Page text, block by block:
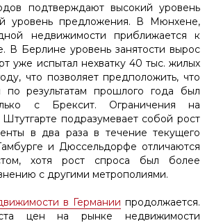
подтверждают высокий уровень
уровень предложения. В Мюнхене,
недвижимости приближается к
В Берлине уровень занятости вырос
уже испытал нехватку 40 тыс. жилых
что позволяет предположить, что
результатам прошлого года был
с Брексит. Ограничения на
Штутгарте подразумевает собой рост
в два раза в течение текущего
и Дюссельдорфе отличаются
хотя рост спроса был более
с другими метрополиями.
в Германии продолжается.
цен на рынке недвижимости